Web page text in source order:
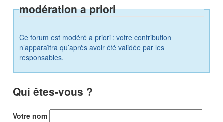
modération a priori
Ce forum est modéré a priori : votre contribution
n’apparaîtra qu’après avoir été validée par les
responsables.
Qui êtes-vous ?
Votre nom